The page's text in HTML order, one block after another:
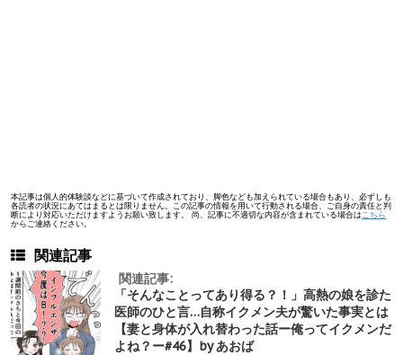
本記事は個人的体験談などに基づいて作成されており、脚色なども加えられている場合もあり、必ずしも
各読者の状況にあてはまるとは限りません。この記事の情報を用いて行動される場合、ご自身の責任と判
断により対応いただけますようお願い致します。 尚、記事に不適切な内容が含まれている場合は こちら
からご連絡ください。
関連記事
関連記事:
「そんなことってあり得る？！」高熱の娘を診た
医師のひと言…自称イクメン夫が驚いた事実とは
【妻と身体が入れ替わった話ー俺ってイクメンだ
よね？ー#46】by あおば